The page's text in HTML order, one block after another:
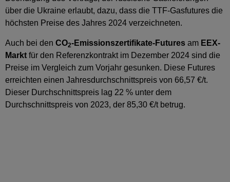
über die Ukraine erlaubt, dazu, dass die TTF-Gasfutures die
höchsten Preise des Jahres 2024 verzeichneten.
Auch bei den CO2-Emissionszertifikate-Futures am EEX-
Markt für den Referenzkontrakt im Dezember 2024 sind die
Preise im Vergleich zum Vorjahr gesunken. Diese Futures
erreichten einen Jahresdurchschnittspreis von 66,57 €/t.
Dieser Durchschnittspreis lag 22 % unter dem
Durchschnittspreis von 2023, der 85,30 €/t betrug.